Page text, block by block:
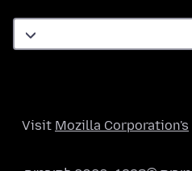
Visit Mozilla Corporation's